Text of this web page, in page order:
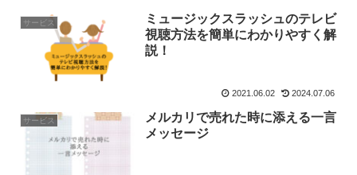
サービス
ミュージックスラッシュのテレビ
視聴方法を簡単にわかりやすく解
説！
2021.06.02 2024.07.06
サービス
メルカリで売れた時に添える一言
メッセージ